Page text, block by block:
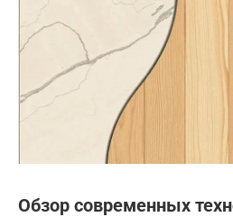
Обзор современных